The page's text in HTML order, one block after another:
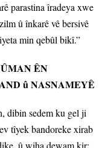
parastina îradeya xwe
û înkarê vê bersivê
min qebûl bikî.”
ÊN
û NASNAMEYÊ
dibin sedem ku gel ji
tîyek bandoreke xirab
û wiha dewam kir: